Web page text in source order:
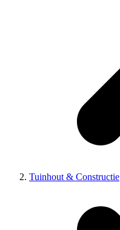
Tuinhout & Constructie